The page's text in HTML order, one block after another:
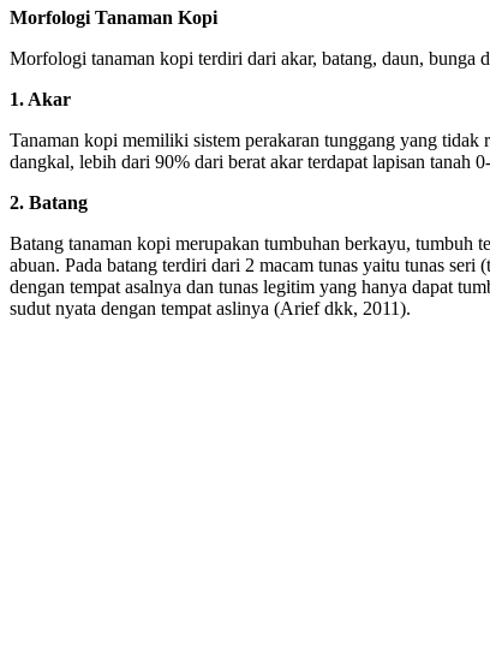
Morfologi Tanaman Kopi
Morfologi tanaman kopi terdiri dari akar, batang, daun, bunga
1. Akar
Tanaman kopi memiliki sistem perakaran tunggang yang tidak
dangkal, lebih dari 90% dari berat akar terdapat lapisan tanah
2. Batang
Batang tanaman kopi merupakan tumbuhan berkayu, tumbuh
abuan. Pada batang terdiri dari 2 macam tunas yaitu tunas seri
dengan tempat asalnya dan tunas legitim yang hanya dapat
sudut nyata dengan tempat aslinya (Arief dkk, 2011).